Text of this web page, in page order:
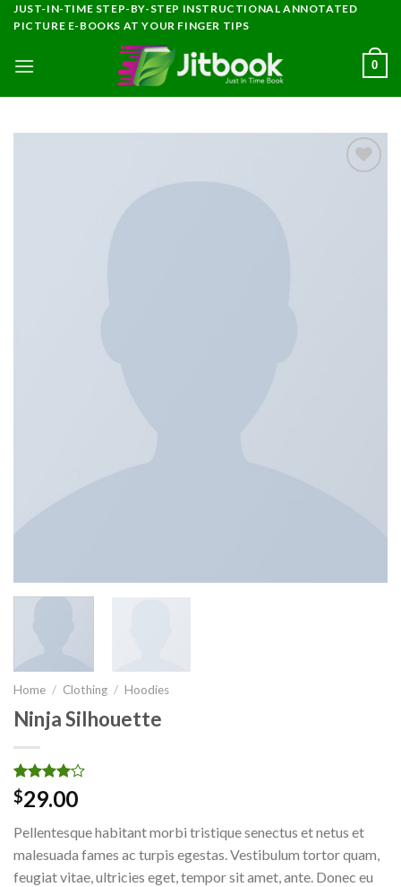
SkipJUST-IN-TIME STEP-BY-STEP INSTRUCTIONAL ANNOTATED
PICTURE E-BOOKS AT YOUR FINGER TIPS
0
Home / Clothing / Hoodies
Ninja Silhouette
Rated
4.00 out
based on
5
customer
ratings
$29.00
Pellentesque habitant morbi tristique senectus et netus et
malesuada fames ac turpis egestas. Vestibulum tortor quam,
feugiat vitae, ultricies eget, tempor sit amet, ante. Donec eu